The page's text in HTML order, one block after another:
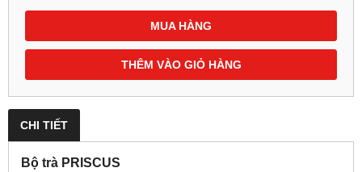
MUA HÀNG
THÊM VÀO GIỎ HÀNG
CHI TIẾT
Bộ trà PRISCUS